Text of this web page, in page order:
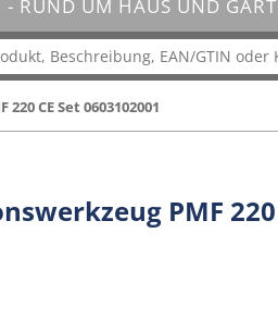
RUND UM HAUS UND
CE Set 0603102001
PMF 220